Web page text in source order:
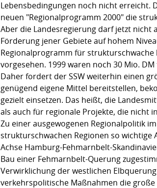
Lebensbedingungen noch nicht erreicht.
neuen "Regionalprogramm 2000" die
Aber die Landesregierung darf jetzt nicht
Förderung jener Gebiete auf hohem
Regionalprogramm für strukturschwache
vorgesehen. 1999 waren noch 30 Mio.
Daher fordert der SSW weiterhin einen
genügend eigene Mittel bereitstellen,
gezielt einsetzen. Das heißt, die
als auch für regionale Projekte, die nicht
Zu einer ausgewogenen Regionalpolitik
strukturschwachen Regionen so
Achse Hamburg-Fehmarnbelt-
Bau einer Fehmarnbelt-Querung
Verwirklichung der westlichen
verkehrspolitische Maßnahmen die